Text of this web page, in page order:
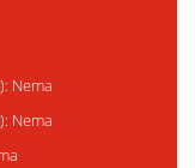
Nema
Nema